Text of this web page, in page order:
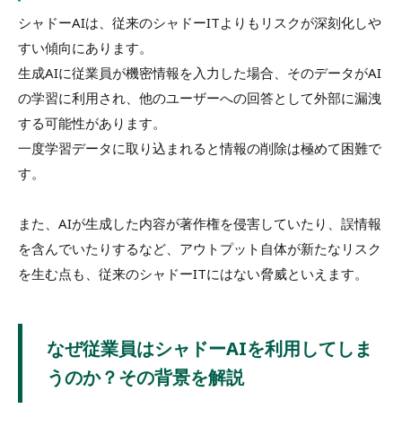
シャドーAIは、従来のシャドーITよりもリスクが深刻化しや
すい傾向にあります。
生成AIに従業員が機密情報を入力した場合、そのデータがAI
の学習に利用され、他のユーザーへの回答として外部に漏洩
する可能性があります。
一度学習データに取り込まれると情報の削除は極めて困難で
す。
また、AIが生成した内容が著作権を侵害していたり、誤情報
を含んでいたりするなど、アウトプット自体が新たなリスク
を生む点も、従来のシャドーITにはない脅威といえます。
なぜ従業員はシャドーAIを利用してしま
うのか？その背景を解説